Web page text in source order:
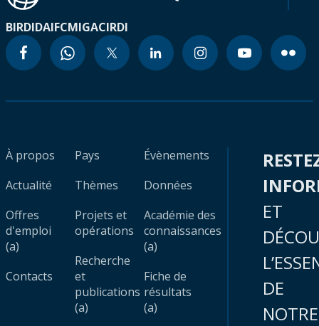
BIRDIDAIFCMIGACIRDI
À propos
Actualité
Offres
d'emploi
(a)
Contacts
Pays
Thèmes
Projets et
opérations
Recherche
et
publications
(a)
Évènements
Données
Académie des
connaissances
(a)
Fiche de
résultats
(a)
ET
DE
NOTRE